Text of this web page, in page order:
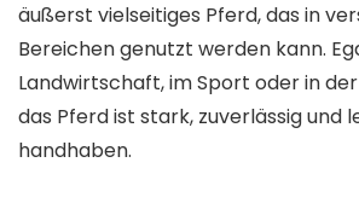
äußerst vielseitiges Pferd, das in
Bereichen genutzt werden kann.
Landwirtschaft, im Sport oder in
das Pferd ist stark, zuverlässig und
handhaben.